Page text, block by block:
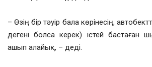
– Өзің бір тәуір бала көрінесің,
дегені болса керек) істей бастаған
ашып алайық, – деді.